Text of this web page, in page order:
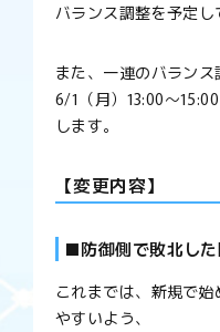
バランス調整を予定し
また、一連のバランス
6/1（月）13:00～
します。
【変更内容】
■防御側で敗北し
これまでは、新規で
やすいよう、